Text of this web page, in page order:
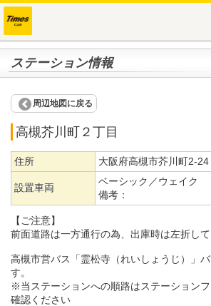
ステーション情報
周辺地図に戻る
高槻芥川町２丁目
住所 大阪府高槻市芥川町2-24
設置車両
ベーシック／ウェイク
備考：
【ご注意】
前面道路は一方通行の為、出庫時は左折して
高槻市営バス「霊松寺（れいしょうじ）」
す。
※当ステーションへの順路はステーション
確認ください